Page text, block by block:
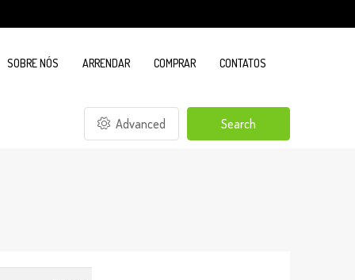
SOBRE NÓS ARRENDAR COMPRAR CONTATOS
Advanced Search